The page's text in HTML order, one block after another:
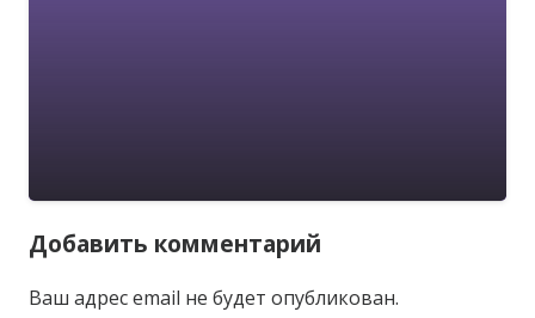
Добавить комментарий
Ваш адрес email не будет опубликован.